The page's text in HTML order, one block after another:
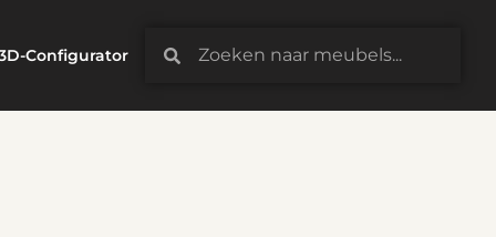
Configurator